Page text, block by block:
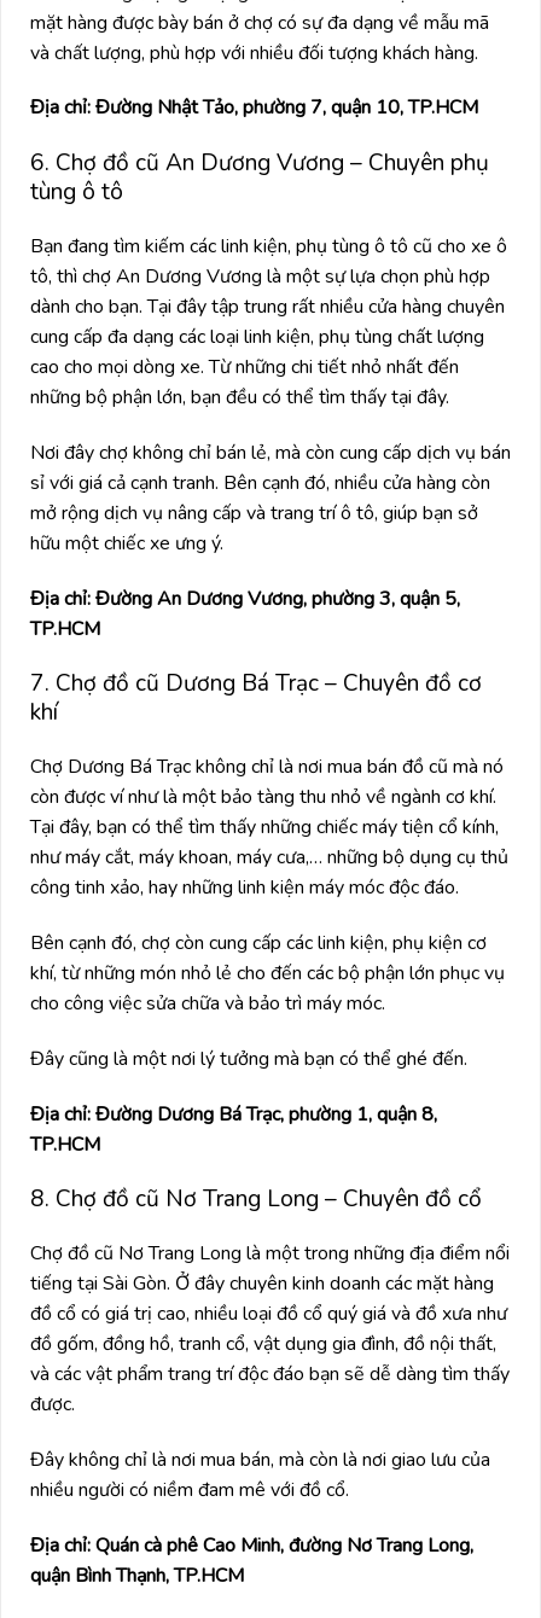
mặt hàng được bày bán ở chợ có sự đa dạng về mẫu mã
và chất lượng, phù hợp với nhiều đối tượng khách hàng.
Địa chỉ: Đường Nhật Tảo, phường 7, quận 10, TP.HCM
6. Chợ đồ cũ An Dương Vương – Chuyên phụ
tùng ô tô
Bạn đang tìm kiếm các linh kiện, phụ tùng ô tô cũ cho xe ô
tô, thì chợ An Dương Vương là một sự lựa chọn phù hợp
dành cho bạn. Tại đây tập trung rất nhiều cửa hàng chuyên
cung cấp đa dạng các loại linh kiện, phụ tùng chất lượng
cao cho mọi dòng xe. Từ những chi tiết nhỏ nhất đến
những bộ phận lớn, bạn đều có thể tìm thấy tại đây.
Nơi đây chợ không chỉ bán lẻ, mà còn cung cấp dịch vụ bán
sỉ với giá cả cạnh tranh. Bên cạnh đó, nhiều cửa hàng còn
mở rộng dịch vụ nâng cấp và trang trí ô tô, giúp bạn sở
hữu một chiếc xe ưng ý.
Địa chỉ: Đường An Dương Vương, phường 3, quận 5,
TP.HCM
7. Chợ đồ cũ Dương Bá Trạc – Chuyên đồ cơ
khí
Chợ Dương Bá Trạc không chỉ là nơi mua bán đồ cũ mà nó
còn được ví như là một bảo tàng thu nhỏ về ngành cơ khí.
Tại đây, bạn có thể tìm thấy những chiếc máy tiện cổ kính,
như máy cắt, máy khoan, máy cưa,… những bộ dụng cụ thủ
công tinh xảo, hay những linh kiện máy móc độc đáo.
Bên cạnh đó, chợ còn cung cấp các linh kiện, phụ kiện cơ
khí, từ những món nhỏ lẻ cho đến các bộ phận lớn phục vụ
cho công việc sửa chữa và bảo trì máy móc.
Đây cũng là một nơi lý tưởng mà bạn có thể ghé đến.
Địa chỉ: Đường Dương Bá Trạc, phường 1, quận 8,
TP.HCM
8. Chợ đồ cũ Nơ Trang Long – Chuyên đồ cổ
Chợ đồ cũ Nơ Trang Long là một trong những địa điểm nổi
tiếng tại Sài Gòn. Ở đây chuyên kinh doanh các mặt hàng
đồ cổ có giá trị cao, nhiều loại đồ cổ quý giá và đồ xưa như
đồ gốm, đồng hồ, tranh cổ, vật dụng gia đình, đồ nội thất,
và các vật phẩm trang trí độc đáo bạn sẽ dễ dàng tìm thấy
được.
Đây không chỉ là nơi mua bán, mà còn là nơi giao lưu của
nhiều người có niềm đam mê với đồ cổ.
Địa chỉ: Quán cà phê Cao Minh, đường Nơ Trang Long,
quận Bình Thạnh, TP.HCM